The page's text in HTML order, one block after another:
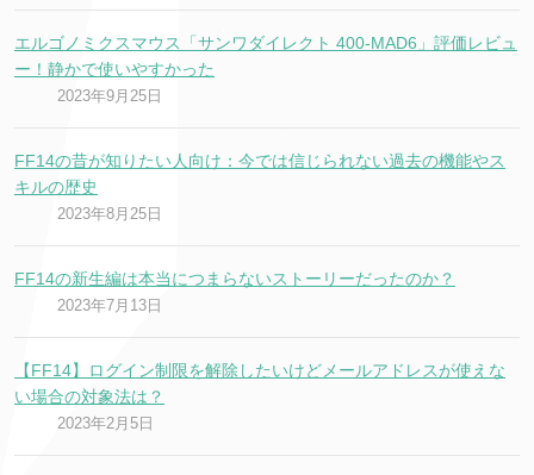
エルゴノミクスマウス「サンワダイレクト 400-MAD6」評価レビュ
ー！静かで使いやすかった
2023年9月25日
FF14の昔が知りたい人向け：今では信じられない過去の機能やス
キルの歴史
2023年8月25日
FF14の新生編は本当につまらないストーリーだったのか？
2023年7月13日
【FF14】ログイン制限を解除したいけどメールアドレスが使えな
い場合の対象法は？
2023年2月5日